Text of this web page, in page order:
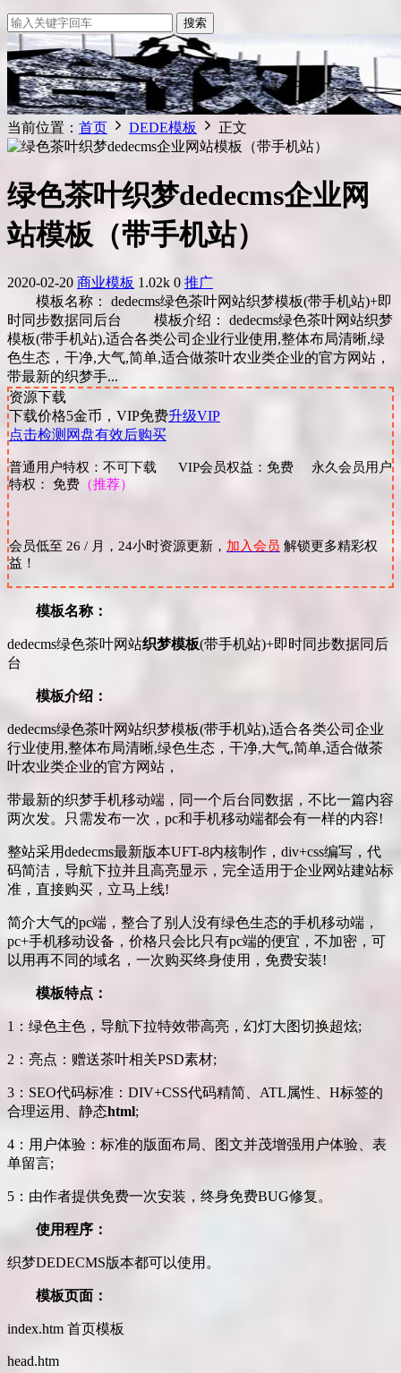
搜索
当前位置： 首页 DEDE模板 正文
绿色茶叶织梦dedecms企业网
站模板（带手机站）
2020-02-20 商业模板 1.02k 0 推广
模板名称： dedecms绿色茶叶网站织梦模板(带手机站)+即
时同步数据同后台 模板介绍： dedecms绿色茶叶网站织梦
模板(带手机站),适合各类公司企业行业使用,整体布局清晰,绿
色生态，干净,大气,简单,适合做茶叶农业类企业的官方网站，
带最新的织梦手...
资源下载
下载价格5金币，VIP免费升级VIP
点击检测网盘有效后购买
普通用户特权：不可下载 VIP会员权益：免费 永久会员用户
特权： 免费 （推荐）
会员低至 26 / 月，24小时资源更新， 加入会员 解锁更多精彩权
益！
模板名称：
dedecms绿色茶叶网站织梦模板(带手机站)+即时同步数据同后
台
模板介绍：
dedecms绿色茶叶网站织梦模板(带手机站),适合各类公司企业
行业使用,整体布局清晰,绿色生态，干净,大气,简单,适合做茶
叶农业类企业的官方网站，
带最新的织梦手机移动端，同一个后台同数据，不比一篇内容
两次发。只需发布一次，pc和手机移动端都会有一样的内容!
整站采用dedecms最新版本UFT-8内核制作，div+css编写，代
码简洁，导航下拉并且高亮显示，完全适用于企业网站建站标
准，直接购买，立马上线!
简介大气的pc端，整合了别人没有绿色生态的手机移动端，
pc+手机移动设备，价格只会比只有pc端的便宜，不加密，可
以用再不同的域名，一次购买终身使用，免费安装!
模板特点：
1：绿色主色，导航下拉特效带高亮，幻灯大图切换超炫;
2：亮点：赠送茶叶相关PSD素材;
3：SEO代码标准：DIV+CSS代码精简、ATL属性、H标签的
合理运用、静态html;
4：用户体验：标准的版面布局、图文并茂增强用户体验、表
单留言;
5：由作者提供免费一次安装，终身免费BUG修复。
使用程序：
织梦DEDECMS版本都可以使用。
模板页面：
index.htm 首页模板
head.htm